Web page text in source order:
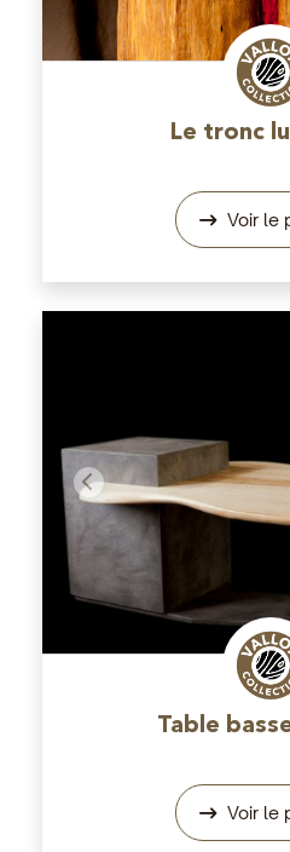
Le tronc
Voir le
Précédent
Table
Voir le